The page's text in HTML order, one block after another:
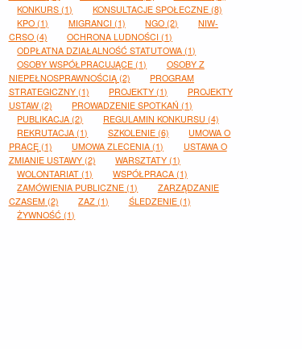
KONKURS (1) KONSULTACJE SPOŁECZNE(8)
KPO (1) MIGRANCI (1) NGO (2)
NIW-
CRSO(4) OCHRONA LUDNOŚCI (1)
ODPŁATNA DZIAŁALNOŚĆ STATUTOWA (1)
OSOBY WSPÓŁPRACUJĄCE (1)
OSOBY Z
NIEPEŁNOSPRAWNOŚCIĄ(2)
PROGRAM
STRATEGICZNY(1) PROJEKTY (1)
PROJEKTY
USTAW(2) PROWADZENIE SPOTKAŃ (1)
PUBLIKACJA (2) REGULAMIN KONKURSU (4)
REKRUTACJA (1) SZKOLENIE(6)
UMOWA O
PRACĘ(1) UMOWA ZLECENIA (1)
USTAWA O
ZMIANIE USTAWY(2) WARSZTATY (1)
WOLONTARIAT (1) WSPÓŁPRACA(1)
ZAMÓWIENIA PUBLICZNE (1)
ZARZĄDZANIE
CZASEM(2) ZAZ (1) ŚLEDZENIE(1)
ŻYWNOŚĆ (1)